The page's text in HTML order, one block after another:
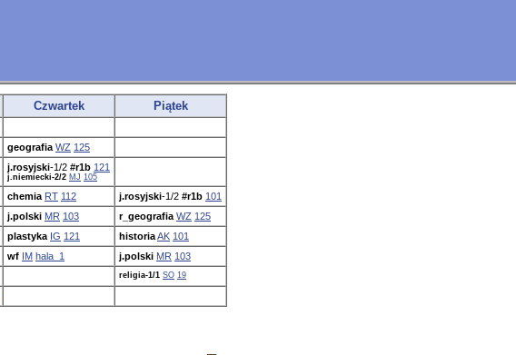
Czwartek Piątek
geografia WZ 125
j.rosyjski-1/2 #r1b 121
j.niemiecki-2/2 MJ 105
chemia RT 112 j.rosyjski-1/2 #r1b 101
j.polski MR 103 r_geografia WZ 125
plastyka IG 121 historiaAK 101
wf IM hala_1 j.polski MR 103
religia-1/1 SO 19